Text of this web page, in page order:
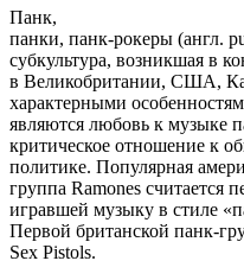
Панк,
панки, панк-рокеры (англ.
субкультура, возникшая в
в Великобритании, США,
характерными
являются любовь к музыке
критическое отношение к
политике. Популярная
группа Ramones считается
игравшей музыку в стиле
Первой британской панк-
Sex Pistols.